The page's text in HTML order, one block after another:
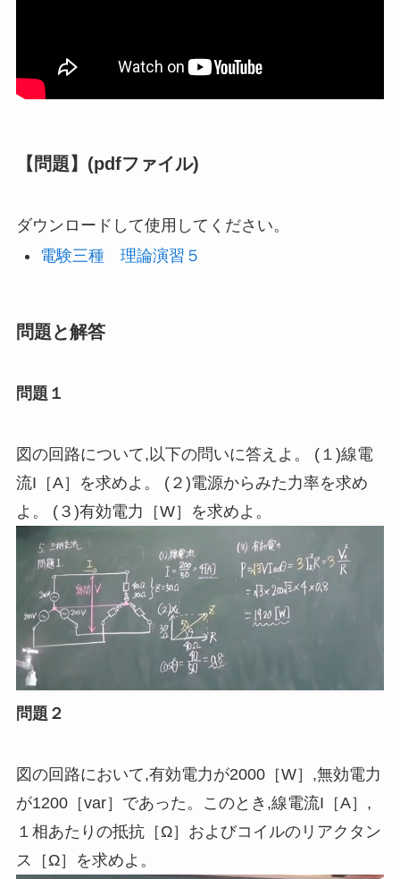
【問題】(pdfファイル)
ダウンロードして使用してください。
電験三種 理論演習５
問題と解答
問題１
図の回路について, 以下の問いに答えよ。 (１ )線電
流I［A］を求めよ。 (２ )電源からみた力率を求め
よ。 (３ )有効電力［W］を求めよ。
問題２
図の回路において,有効電力が2000［W］,無効電力
が1200［var］であった。このとき ,線電流I［A］,
１相あたりの抵抗［Ω］およびコイルのリアクタン
ス［Ω］を求めよ。